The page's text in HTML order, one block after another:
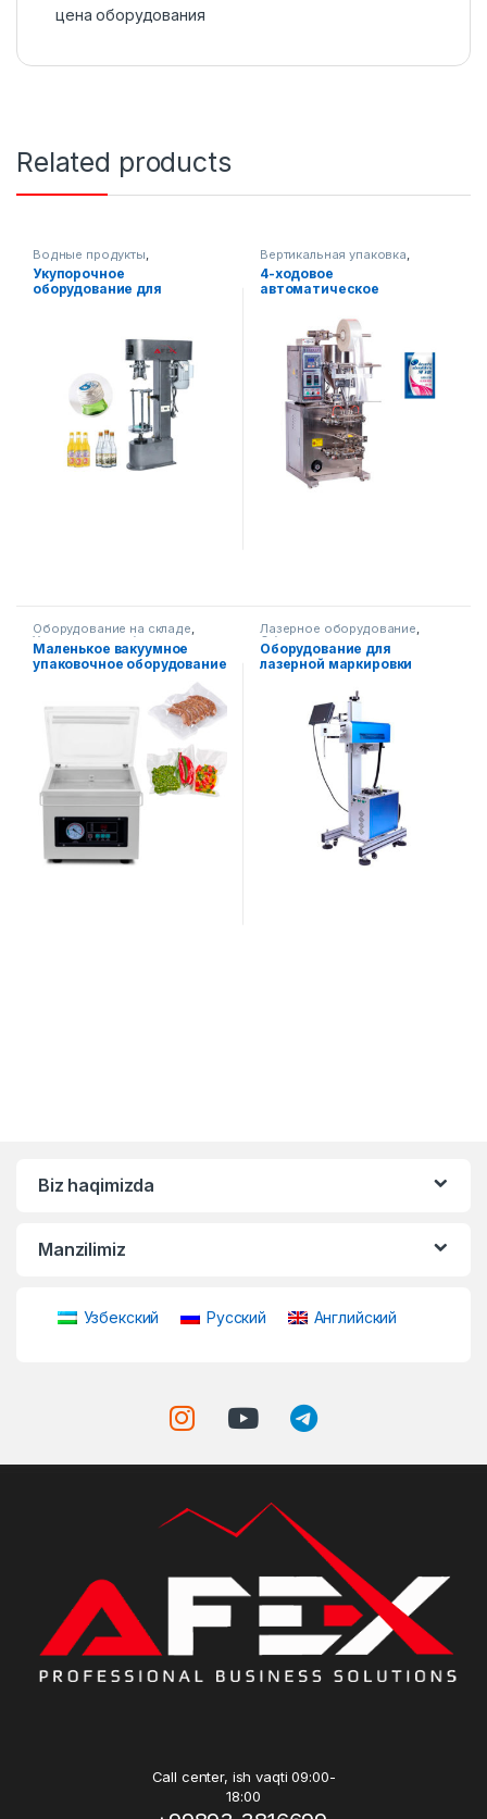
цена оборудования
Related products
Водные продукты
Оборудование на складе
Упаковочное оборудование
Укупорочное
оборудование для
Вертикальная упаковка
Оборудование на складе
Упаковочное оборудование
4-ходовое
автоматическое
для вертикальных жидких
продуктов
Оборудование на складе,
Упаковочное оборудование
Маленькое вакуумное
упаковочное оборудование
Лазерное оборудование,
Оборудование на складе
Упаковочное оборудование
Оборудование для
лазерной маркировки
Biz haqimizda
Manzilimiz
Узбекский Русский Английский
Call center, ish vaqti 09:00-
18:00